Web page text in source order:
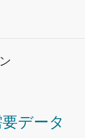
データ